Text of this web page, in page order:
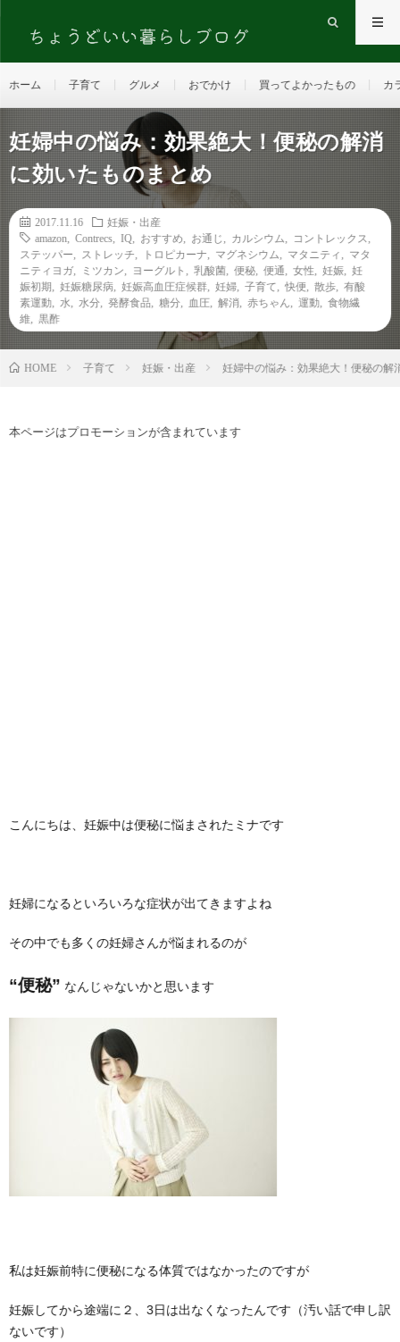
ホーム 子育て グルメ おでかけ 買ってよかったもの カ
妊婦中の悩み：効果絶大！便秘の解消
に効いたものまとめ
2017.11.16 妊娠・出産
amazon ,Contrecs IQ おすすめ お通じ カルシウム コントレックス
ステッパー ストレッチ トロピカーナ マグネシウム マタニティ マタ
ニティヨガ ミツカン ヨーグルト ,乳酸菌 ,便秘 ,便通 ,女性 ,妊娠 ,妊
娠初期 ,妊娠糖尿病 ,妊娠高血圧症候群 ,妊婦 ,子育て ,快便 ,散歩 ,有酸
素運動 水 水分 ,発酵食品 糖分 血圧 ,解消 赤ちゃん ,運動 ,食物繊
維 黒酢
HOME 子育て 妊娠・出産 妊婦中の悩み：効果絶大！便秘の解
本ページはプロモーションが含まれています
こんにちは、妊娠中は便秘に悩まされたミナです
妊婦になるといろいろな症状が出てきますよね
その中でも多くの妊婦さんが悩まれるのが
“便秘” なんじゃないかと思います
私は妊娠前特に便秘になる体質ではなかったのですが
妊娠してから途端に２、3日は出なくなったんです（汚い話で申し訳
ないです）